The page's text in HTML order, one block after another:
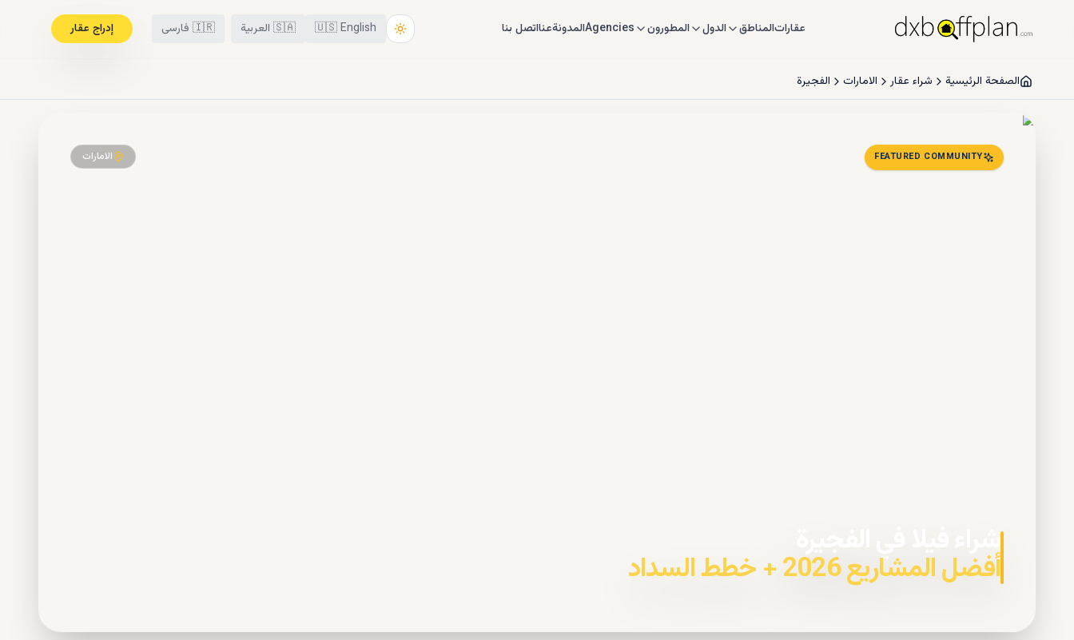
عقاراتالمناطق الدول المطورون Agenciesالمدونةعنااتصل بنا 🇺🇸English
🇸🇦 العربية 🇮🇷 فارسی إدراج عقار
الصفحة الرئيسية شراء عقار الامارات الفجيرة
FEATURED COMMUNITY الامارات
شراء فيلا في الفجيرة
أفضل المشاريع 2026 + خطط السداد